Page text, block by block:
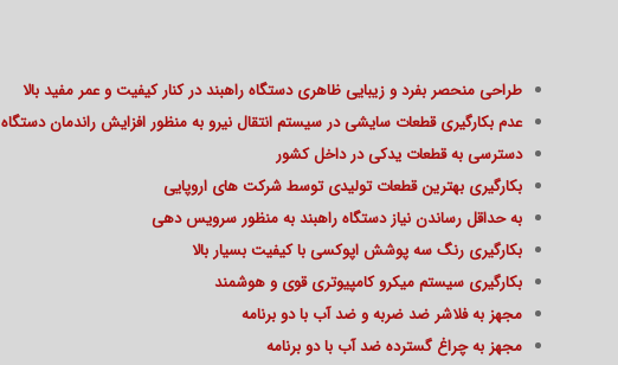
طراحی منحصر بفرد و زیبایی ظاهری دستگاه راهبند در کنار کیفیت و عمر مفید بالا
عدم بکارگیری قطعات سایشی در سیستم انتقال نیرو به منظور افزایش راندمان دستگاه
دسترسی به قطعات یدکی در داخل کشور
بکارگیری بهترین قطعات تولیدی توسط شرکت های اروپایی
به حداقل رساندن نیاز دستگاه راهبند به منظور سرویس دهی
بکارگیری رنگ سه پوشش اپوکسی با کیفیت بسیار بالا
بکارگیری سیستم میکرو کامپیوتری قوی و هوشمند
مجهز به فلاشر ضد ضربه و ضد آب با دو برنامه
مجهز به چراغ گسترده ضد آب با دو برنامه